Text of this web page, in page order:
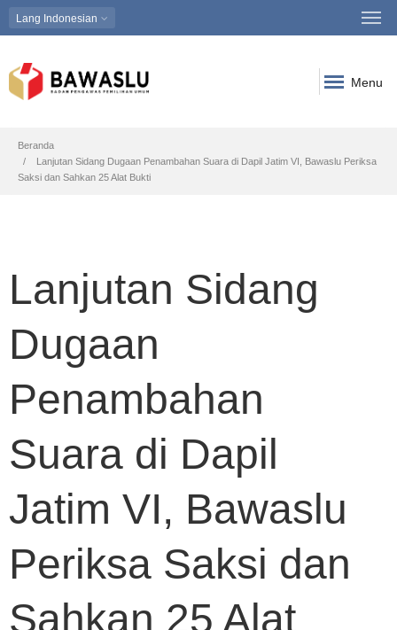
Lang Indonesian
Menu
Breadcrumb
Beranda
Lanjutan Sidang Dugaan Penambahan Suara di Dapil Jatim VI, Bawaslu Periksa
Saksi dan Sahkan 25 Alat Bukti
Lanjutan Sidang
Dugaan
Penambahan
Suara di Dapil
Jatim VI, Bawaslu
Periksa Saksi dan
Sahkan 25 Alat